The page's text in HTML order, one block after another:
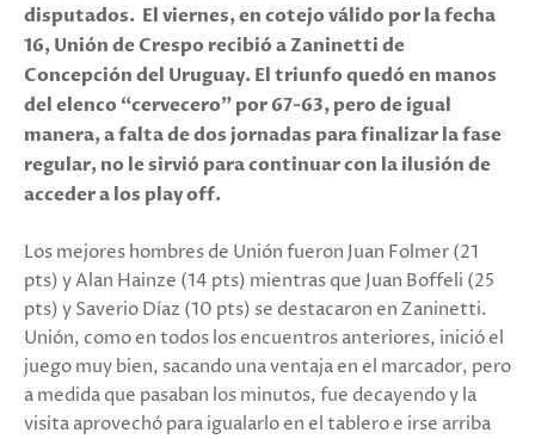
disputados. El viernes, en cotejo válido por la fecha
16, Unión de Crespo recibió a Zaninetti de
Concepción del Uruguay. El triunfo quedó en manos
del elenco “cervecero” por 67-63, pero de igual
manera, a falta de dos jornadas para finalizar la fase
regular, no le sirvió para continuar con la ilusión de
acceder a los play off.
Los mejores hombres de Unión fueron Juan Folmer (21
pts) y Alan Hainze (14 pts) mientras que Juan Boffeli (25
pts) y Saverio Díaz (10 pts) se destacaron en Zaninetti.
Unión, como en todos los encuentros anteriores, inició el
juego muy bien, sacando una ventaja en el marcador, pero
a medida que pasaban los minutos, fue decayendo y la
visita aprovechó para igualarlo en el tablero e irse arriba